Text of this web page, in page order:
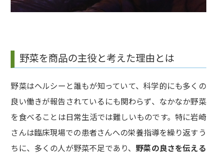
野菜を商品の主役と考えた理由とは
野菜はヘルシーと誰もが知っていて、科学的にも多くの
良い働きが報告されているにも関わらず、なかなか野菜
を食べることは日常生活では難しいものです。特に岩崎
さんは臨床現場での患者さんへの栄養指導を繰り返すう
ちに、多くの人が野菜不足であり、野菜の良さを伝える